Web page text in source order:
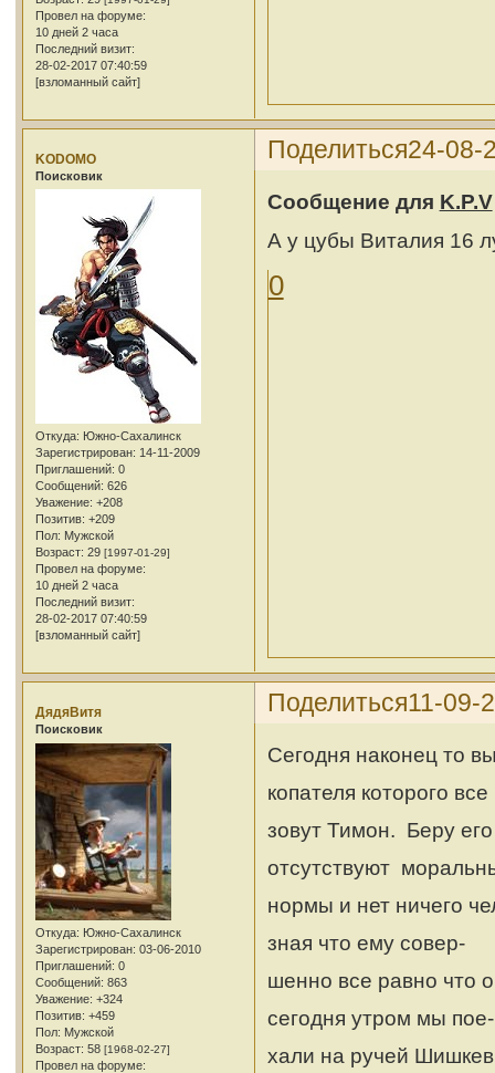
Провел на форуме:
10 дней 2 часа
Последний визит:
28-02-2017 07:40:59
[взломанный сайт]
Поделиться24-08-
KODOMO
Поисковик
Откуда: Южно-Сахалинск
Зарегистрирован: 14-11-2009
Приглашений: 0
Сообщений: 626
Уважение: +208
Позитив: +209
Пол: Мужской
Возраст: 29 [1997-01-29]
Провел на форуме:
10 дней 2 часа
Последний визит:
28-02-2017 07:40:59
[взломанный сайт]
Сообщение для K.P.V
А у цубы Виталия 16
0
Поделиться11-09-
ДядяВитя
Поисковик
Откуда: Южно-Сахалинск
Зарегистрирован: 03-06-2010
Приглашений: 0
Сообщений: 863
Уважение: +324
Позитив: +459
Пол: Мужской
Возраст: 58 [1968-02-27]
Провел на форуме:
Сегодня наконец то
копателя которого все
зовут Тимон. Беру
отсутствуют
нормы и нет ничего
зная что ему совер-
шенно все равно что
сегодня утром мы пое-
хали на ручей